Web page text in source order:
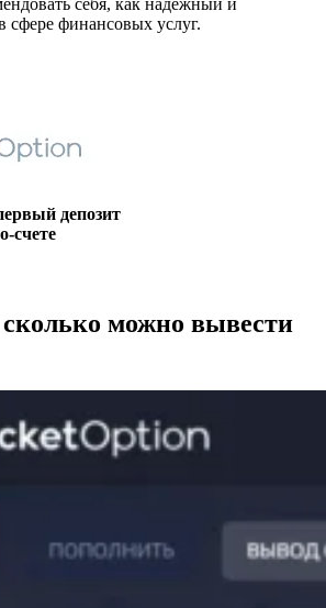
сфере финансовых услуг.
депозит
счете
можно вывести